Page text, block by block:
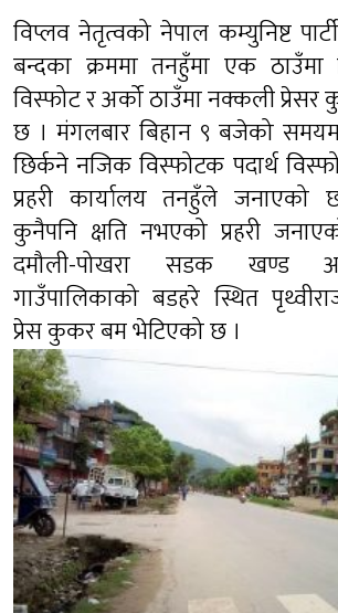
विप्लव नेतृत्वको नेपाल कम्युनिष्ट
बन्दका क्रममा तनहुँमा एक ठाउँमा
विस्फोट र अर्को ठाउँमा नक्कली
छ । मंगलबार बिहान ९ बजेको
छिर्कने नजिक विस्फोटक पदार्थ
प्रहरी कार्यालय तनहुँले जनाएको
कुनैपनि क्षति नभएको प्रहरी
दमौली-पोखरा सडक खण्ड
गाउँपालिकाको बडहरे स्थित
प्रेस कुकर बम भेटिएको छ ।